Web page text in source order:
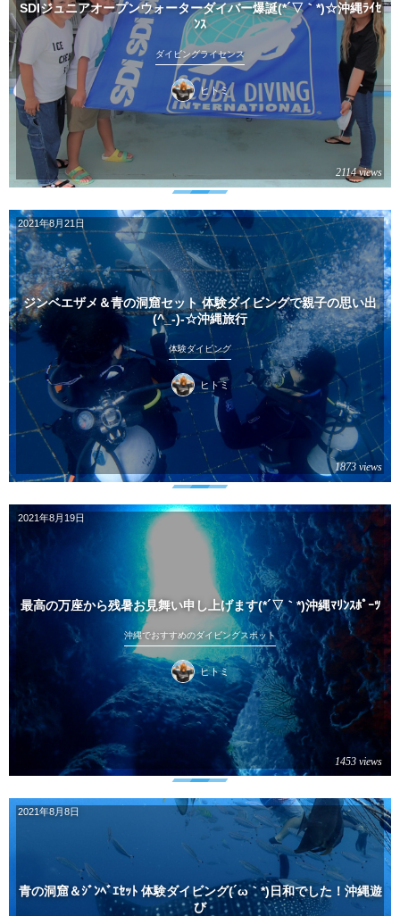
SDIジュニアオープンウォーターダイバー爆誕(*´▽｀*)☆沖縄ﾗｲｾ
ﾝｽ
ダイビングライセンス
ヒトミ
2114 views
ジンベエザメ＆青の洞窟セット 体験ダイビングで親子の思い出
(^_-)-☆沖縄旅行
2021年8月21日
体験ダイビング
ヒトミ
1873 views
最高の万座から残暑お見舞い申し上げます(*´▽｀*)沖縄ﾏﾘﾝｽﾎﾟｰﾂ
2021年8月19日
沖縄でおすすめのダイビングスポット
ヒトミ
1453 views
青の洞窟＆ｼﾞﾝﾍﾞｴｾｯﾄ 体験ダイビング(´ω｀*)日和でした！沖縄遊
び
2021年8月8日